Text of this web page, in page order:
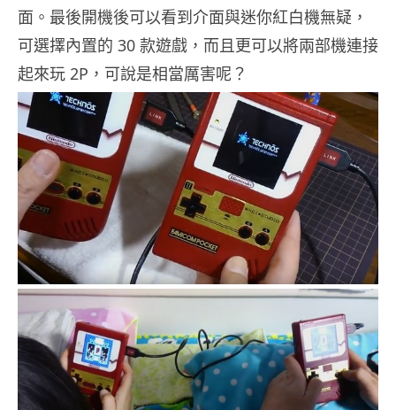
面。最後開機後可以看到介面與迷你紅白機無疑，
可選擇內置的 30 款遊戲，而且更可以將兩部機連接
起來玩 2P，可說是相當厲害呢？